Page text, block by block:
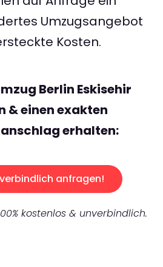
Umzugsangebot
Kosten.
Berlin Eskisehir
& einen exakten
erhalten:
anfragen!
kostenlos & unverbindlich.